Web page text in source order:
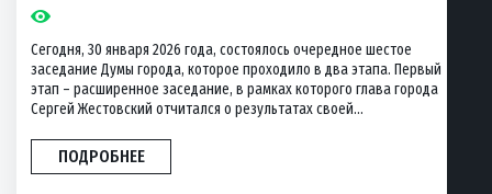
Сегодня, 30 января 2026 года, состоялось очередное шестое
заседание Думы города, которое проходило в два этапа. Первый
этап – расширенное заседание, в рамках которого глава города
Сергей Жестовский отчитался о результатах своей...
ПОДРОБНЕЕ